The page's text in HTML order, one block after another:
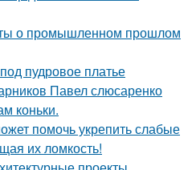
о промышленном прошлом
пудровое платье
Павел слюсаренко
коньки.
помочь укрепить слабые
их ломкость!